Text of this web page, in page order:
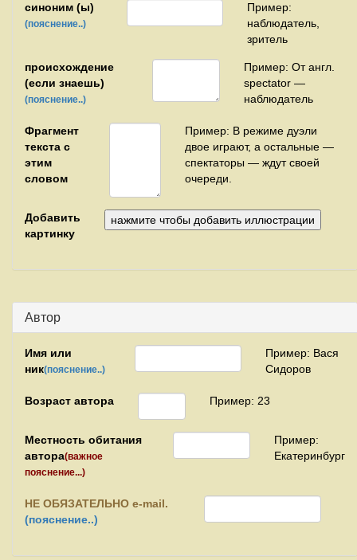
синоним (ы)
(пояснение..)
Пример:
наблюдатель,
зритель
происхождение
(если знаешь)
(пояснение..)
Пример: От англ.
spectator —
наблюдатель
Фрагмент
текста с
этим
словом
Пример: В режиме дуэли
двое играют, а остальные —
спектаторы — ждут своей
очереди.
Добавить
картинку
Автор
Имя или
ник(пояснение..)
Пример: Вася
Сидоров
Возраст автора Пример: 23
Местность обитания
автора(важное
пояснение...)
Пример:
Екатеринбург
НЕ ОБЯЗАТЕЛЬНО e-mail.
(пояснение..)